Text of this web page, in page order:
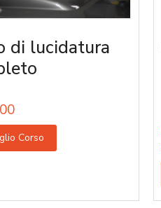
di lucidatura
Corso